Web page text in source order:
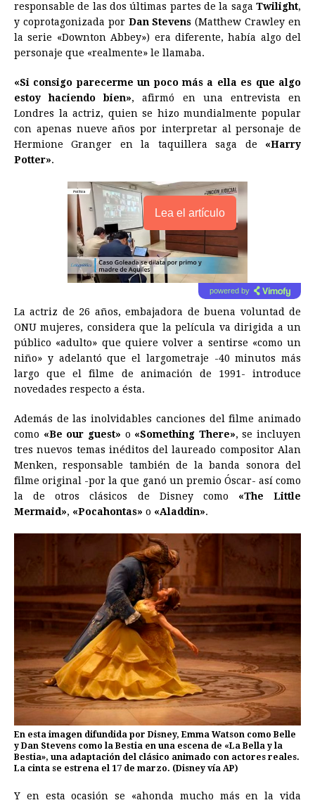
responsable de las dos últimas partes de la saga Twilight,
y coprotagonizada porDan Stevens (Matthew Crawley en
la serie «Downton Abbey») era diferente, había algo del
personaje que «realmente» le llamaba.
«Si consigo parecerme un poco más a ella es que algo
estoy haciendo bien», afirmó en una entrevista en
Londres la actriz, quien se hizo mundialmente popular
con apenas nueve años por interpretar al personaje de
Hermione Granger en la taquillera saga de «Harry
Potter».
Lea el artículo
powered by
La actriz de 26 años, embajadora de buena voluntad de
ONU mujeres, considera que la película va dirigida a un
público «adulto» que quiere volver a sentirse «como un
niño» y adelantó que el largometraje -40 minutos más
largo que el filme de animación de 1991- introduce
novedades respecto a ésta.
Además de las inolvidables canciones del filme animado
como «Be our guest» o «Something There», se incluyen
tres nuevos temas inéditos del laureado compositor Alan
Menken, responsable también de la banda sonora del
filme original -por la que ganó un premio Óscar- así como
la de otros clásicos de Disney como «The Little
Mermaid», «Pocahontas» o «Aladdin».
En esta imagen difundida por Disney, Emma Watson como Belle
y Dan Stevens como la Bestia en una escena de «La Bella y la
Bestia», una adaptación del clásico animado con actores reales.
La cinta se estrena el 17 de marzo. (Disney vía AP)
Y en esta ocasión se «ahonda mucho más en la vida